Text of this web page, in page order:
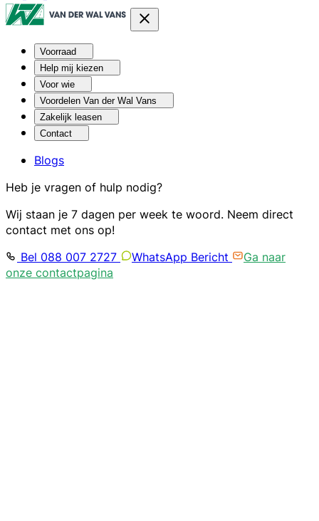
Voorraad
Help mij kiezen
Voor wie
Voordelen Van der Wal Vans
Zakelijk leasen
Contact
Blogs
Heb je vragen of hulp nodig?
Wij staan je 7 dagen per week te woord. Neem direct
contact met ons op!
Bel 088 007 2727
WhatsApp Bericht
Ga naar
onze contactpagina